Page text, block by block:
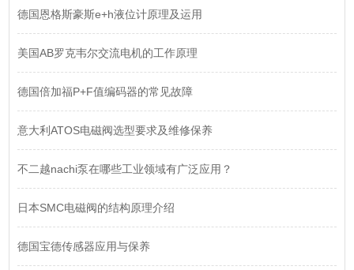
德国恩格斯豪斯e+h液位计原理及运用
美国AB罗克韦尔交流电机的工作原理
德国倍加福P+F值编码器的常见故障
意大利ATOS电磁阀选型要求及维修保养
不二越nachi泵在哪些工业领域有广泛应用？
日本SMC电磁阀的结构原理介绍
德国宝德传感器应用与保养